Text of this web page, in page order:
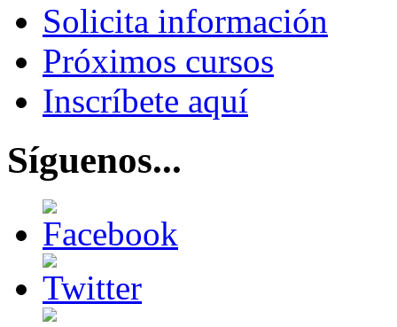
Solicita información
Próximos cursos
Inscríbete aquí
Síguenos...